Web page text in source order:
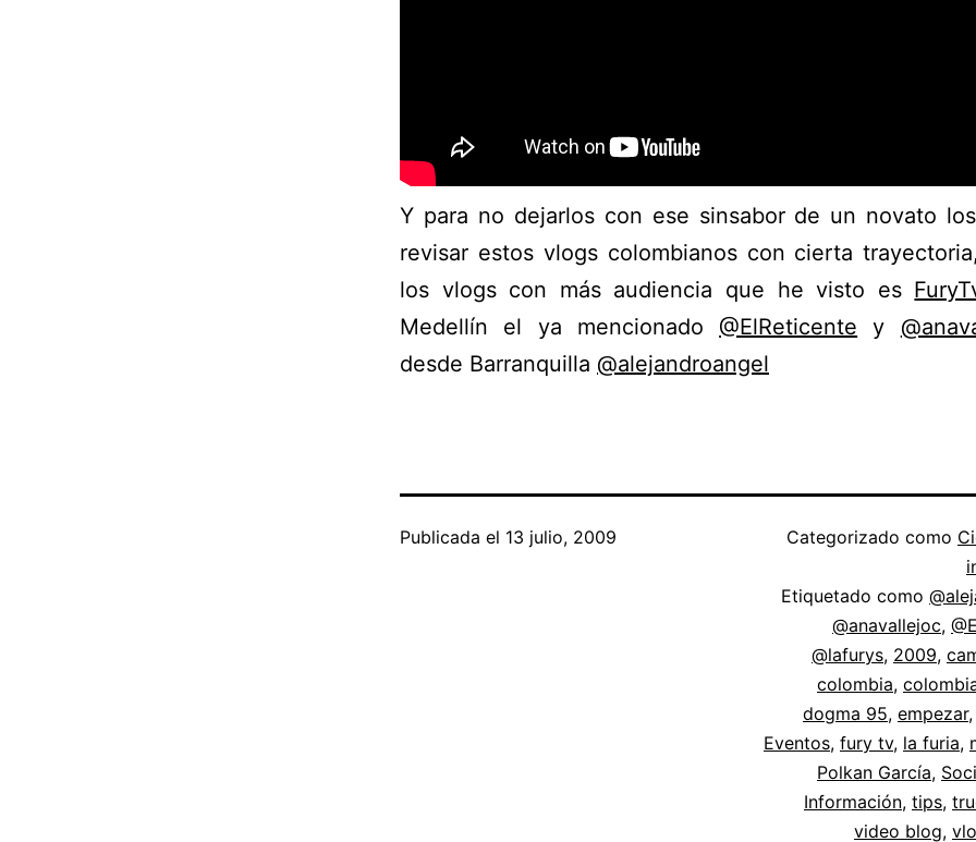
Y para no dejarlos con ese sinsabor de un novato
revisar estos vlogs colombianos con cierta
los vlogs con más audiencia que he visto es
Medellín el ya mencionado @ElReticente y
desde Barranquilla @alejandroangel
Publicada el 13 julio, 2009 Categorizado como
Etiquetado como
@anavallejoc,
@lafurys, 2009,
colombia,
dogma 95, empezar
Eventos, fury tv, la furia,
Polkan García,
Información, tips,
video blog,